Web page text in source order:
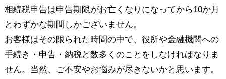
相続税申告は申告期限がお亡くなりになってから10か月
とわずかな期間しかございません。
お客様はその限られた時間の中で、役所や金融機関への
手続き・申告・納税と数多くのことをしなければなりま
せん。当然、ご不安やお悩みが尽きないかと思います。